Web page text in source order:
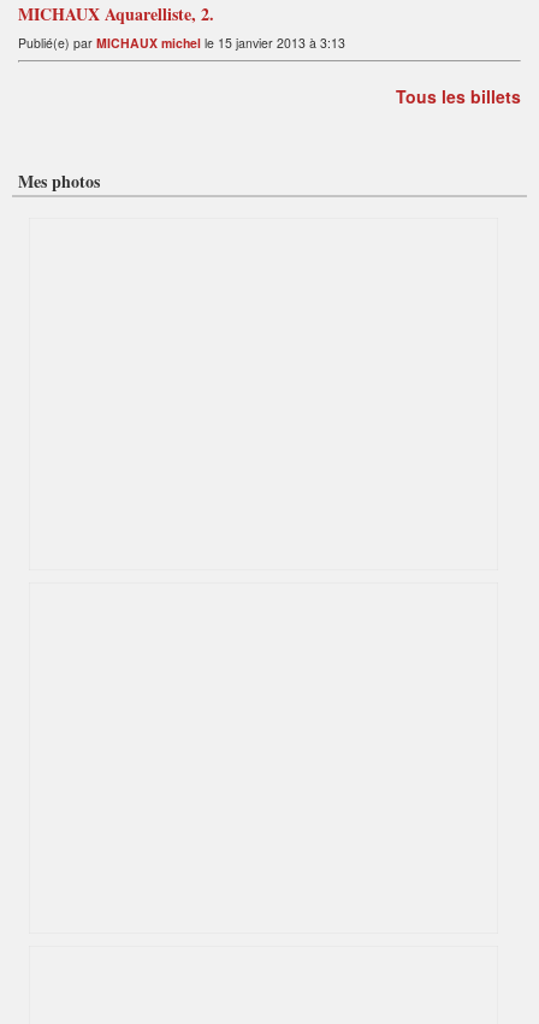
MICHAUX Aquarelliste, 2.
Publié(e) par MICHAUX michel le 15 janvier 2013 à 3:13
Tous les billets
Mes photos